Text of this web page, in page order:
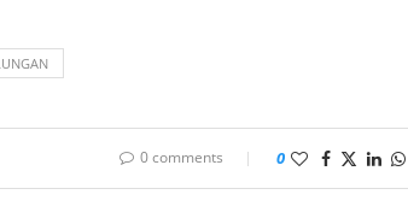
0 comments 0